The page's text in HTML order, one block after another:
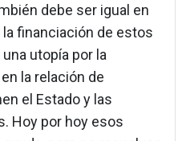
debe ser igual en
financiación de estos
utopía por la
la relación de
el Estado y las
Hoy por hoy esos